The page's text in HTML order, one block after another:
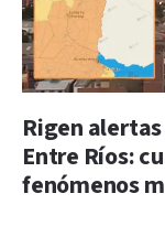
Rigen
Entre Ríos:
fenómenos